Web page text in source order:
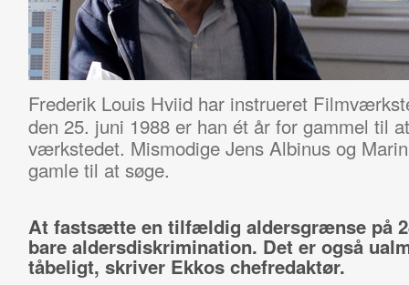
Frederik Louis Hviid har instrueret
den 25. juni 1988 er han ét år for gammel til
værkstedet. Mismodige Jens Albinus og
gamle til at søge.
At fastsætte en tilfældig aldersgrænse på
bare aldersdiskrimination. Det er også
tåbeligt, skriver Ekkos chefredaktør.